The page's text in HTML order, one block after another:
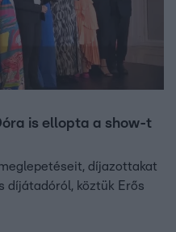
is ellopta a show-t
díjazottakat
díjátadóról, köztük Erős